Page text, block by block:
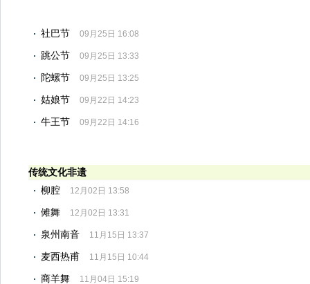
社巴节 09月25日 16:08
跳公节 09月25日 13:33
陀螺节 09月25日 13:25
姑娘节 09月22日 14:23
牛王节 09月22日 14:16
传统文化非遗
柳腔
12月02日 13:58
傩舞 12月02日 13:31
泉州南音 11月15日 13:37
麦西热甫 11月15日 10:44
商羊舞 11月04日 15:19